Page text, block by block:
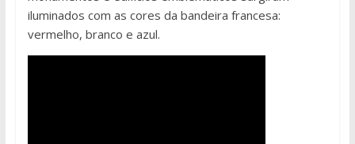
iluminados com as cores da bandeira francesa:
vermelho, branco e azul.